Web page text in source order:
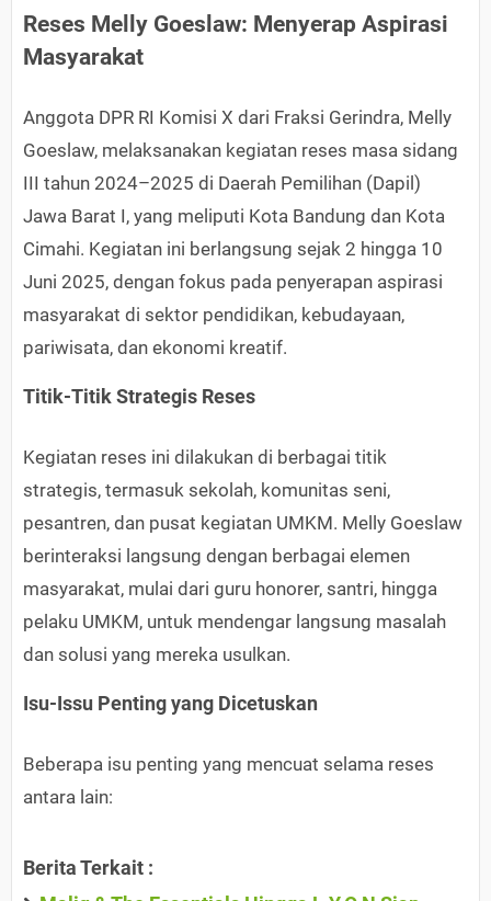
Reses Melly Goeslaw: Menyerap Aspirasi
Masyarakat
Anggota DPR RI Komisi X dari Fraksi Gerindra, Melly
Goeslaw, melaksanakan kegiatan reses masa sidang
III tahun 2024–2025 di Daerah Pemilihan (Dapil)
Jawa Barat I, yang meliputi Kota Bandung dan Kota
Cimahi. Kegiatan ini berlangsung sejak 2 hingga 10
Juni 2025, dengan fokus pada penyerapan aspirasi
masyarakat di sektor pendidikan, kebudayaan,
pariwisata, dan ekonomi kreatif.
Titik-Titik Strategis Reses
Kegiatan reses ini dilakukan di berbagai titik
strategis, termasuk sekolah, komunitas seni,
pesantren, dan pusat kegiatan UMKM. Melly Goeslaw
berinteraksi langsung dengan berbagai elemen
masyarakat, mulai dari guru honorer, santri, hingga
pelaku UMKM, untuk mendengar langsung masalah
dan solusi yang mereka usulkan.
Isu-Issu Penting yang Dicetuskan
Beberapa isu penting yang mencuat selama reses
antara lain:
Berita Terkait :